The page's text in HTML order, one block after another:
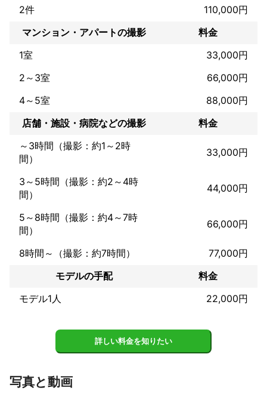
・チャンネル登録者数200万人超えYouTuber宣材撮影
・株式会社ALSOK　笑顔と元気でつなぐ写真応募キャンペーン入
スト宣材撮影
ル写真などを数多く撮影
アピールポイント
これまでに自身のアーティスト活動とセルフブランディングを10
年以上継続してきた経験や、デザイン、コンサルタント、SNSマ
ーケティング、その他多岐に渡る経験から
他のカメラマンには無い視点からの撮影と、ご依頼者様と話し合
いながら2人3脚で撮影に望むスタイルで
様々なご希望に応えられるよう心掛けております。
一緒に最高の一枚を作りましょう！
2件
110,000円
マンション・アパートの撮影
料金
1室
33,000円
2～3室
66,000円
4～5室
88,000円
店舗・施設・病院などの撮影
料金
～3時間（撮影：約1～2時
間）
33,000円
3～5時間（撮影：約2～4時
間）
44,000円
5～8時間（撮影：約4～7時
間）
66,000円
8時間～（撮影：約7時間）
77,000円
モデルの手配
料金
モデル1人
22,000円
詳しい料金を知りたい
写真と動画